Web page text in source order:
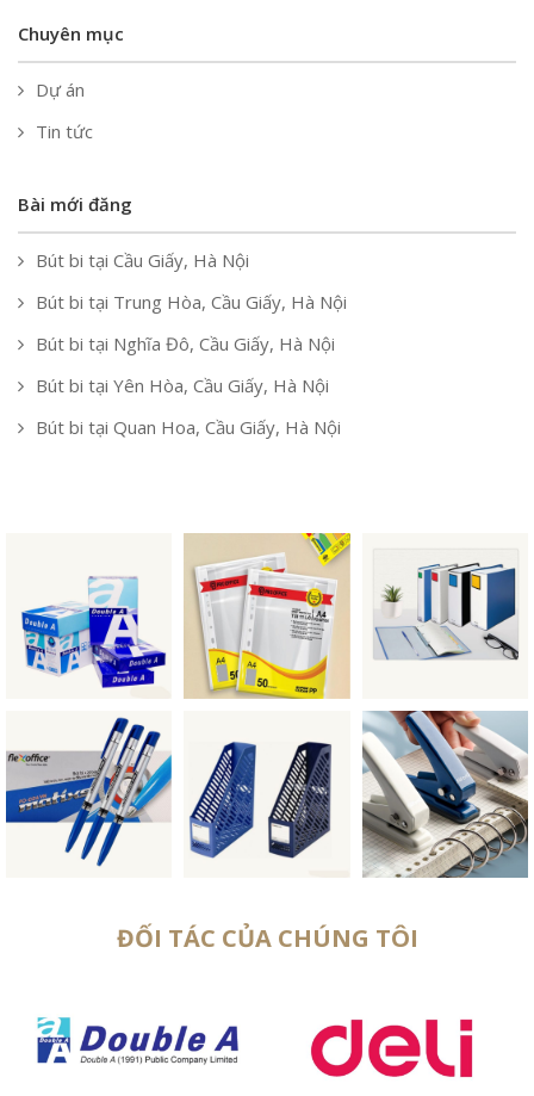
Chuyên mục
Dự án
Tin tức
Bài mới đăng
Bút bi tại Cầu Giấy, Hà Nội
Bút bi tại Trung Hòa, Cầu Giấy, Hà Nội
Bút bi tại Nghĩa Đô, Cầu Giấy, Hà Nội
Bút bi tại Yên Hòa, Cầu Giấy, Hà Nội
Bút bi tại Quan Hoa, Cầu Giấy, Hà Nội
ĐỐI TÁC CỦA CHÚNG TÔI